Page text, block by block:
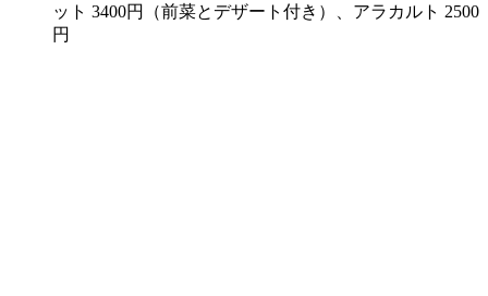
ット 3400円（前菜とデザート付き）、アラカルト 2500
円